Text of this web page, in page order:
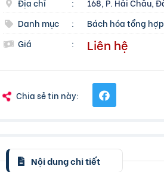
Địa chỉ
:
168, P. Hải Châu,
Danh mục
: Bách hóa tổng hợp
Giá
: Liên hệ
Chia sẻ tin này:
Nội dung chi tiết